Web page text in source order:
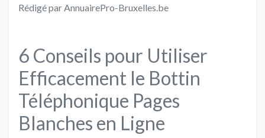
Rédigé par AnnuairePro-Bruxelles.be
6 Conseils pour Utiliser
Efficacement le Bottin
Téléphonique Pages
Blanches en Ligne